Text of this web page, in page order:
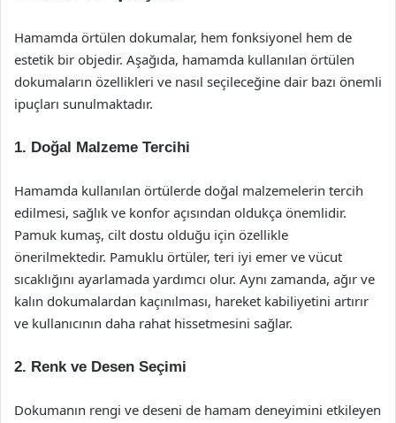
Hamamda örtülen dokumalar, hem fonksiyonel hem de
estetik bir objedir. Aşağıda, hamamda kullanılan örtülen
dokumaların özellikleri ve nasıl seçileceğine dair bazı önemli
ipuçları sunulmaktadır.
1. Doğal Malzeme Tercihi
Hamamda kullanılan örtülerde doğal malzemelerin tercih
edilmesi, sağlık ve konfor açısından oldukça önemlidir.
Pamuk kumaş, cilt dostu olduğu için özellikle
önerilmektedir. Pamuklu örtüler, teri iyi emer ve vücut
sıcaklığını ayarlamada yardımcı olur. Aynı zamanda, ağır ve
kalın dokumalardan kaçınılması, hareket kabiliyetini artırır
ve kullanıcının daha rahat hissetmesini sağlar.
2. Renk ve Desen Seçimi
Dokumanın rengi ve deseni de hamam deneyimini etkileyen